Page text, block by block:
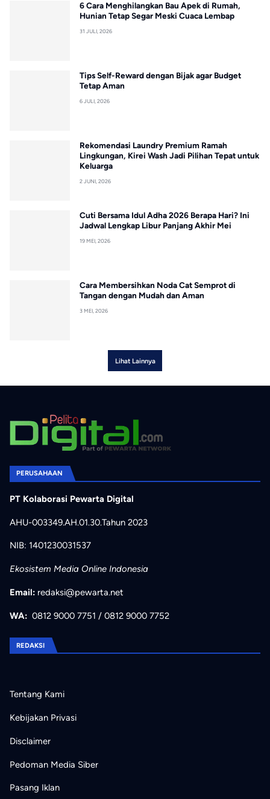
6 Cara Menghilangkan Bau Apek di Rumah,
Hunian Tetap Segar Meski Cuaca Lembap
31 JULI, 2026
Tips Self-Reward dengan Bijak agar Budget
Tetap Aman
6 JULI, 2026
Rekomendasi Laundry Premium Ramah
Lingkungan, Kirei Wash Jadi Pilihan Tepat untuk
Keluarga
2 JUNI, 2026
Cuti Bersama Idul Adha 2026 Berapa Hari? Ini
Jadwal Lengkap Libur Panjang Akhir Mei
19 MEI, 2026
Cara Membersihkan Noda Cat Semprot di
Tangan dengan Mudah dan Aman
3 MEI, 2026
Lihat Lainnya
PERUSAHAAN
PT Kolaborasi Pewarta Digital
AHU-003349.AH.01.30.Tahun 2023
NIB: 1401230031537
Ekosistem Media Online Indonesia
Email: redaksi@pewarta.net
WA: 0812 9000 7751 / 0812 9000 7752
REDAKSI
Tentang Kami
Kebijakan Privasi
Disclaimer
Pedoman Media Siber
Pasang Iklan